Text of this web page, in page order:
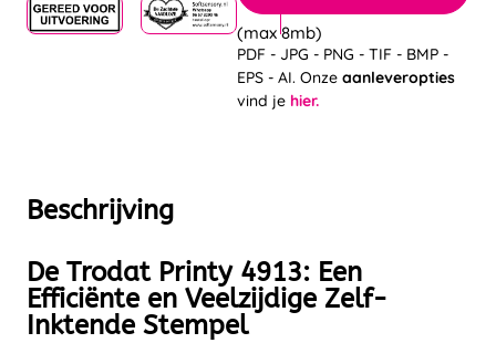
Beschrijving
De Trodat Printy 4913: Een
Efficiënte en Veelzijdige Zelf-
Inktende Stempel
(max 8mb)
PDF - JPG - PNG - TIF - BMP -
EPS - AI. Onze aanleveropties
vind je hier.